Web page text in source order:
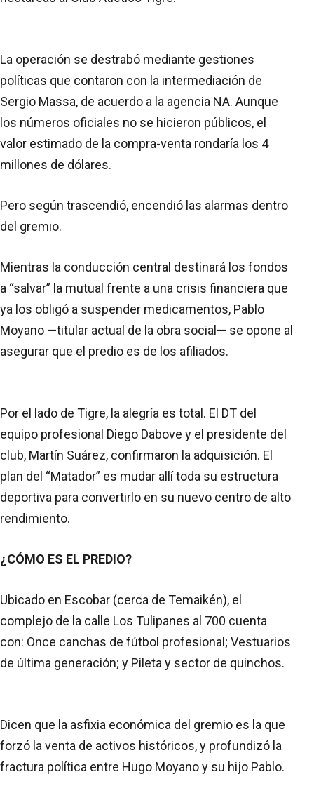
La operación se destrabó mediante gestiones
políticas que contaron con la intermediación de
Sergio Massa, de acuerdo a la agencia NA. Aunque
los números oficiales no se hicieron públicos, el
valor estimado de la compra-venta rondaría los 4
millones de dólares.
Pero según trascendió, encendió las alarmas dentro
del gremio.
Mientras la conducción central destinará los fondos
a “salvar” la mutual frente a una crisis financiera que
ya los obligó a suspender medicamentos, Pablo
Moyano —titular actual de la obra social— se opone al
asegurar que el predio es de los afiliados.
Por el lado de Tigre, la alegría es total. El DT del
equipo profesional Diego Dabove y el presidente del
club, Martín Suárez, confirmaron la adquisición. El
plan del “Matador” es mudar allí toda su estructura
deportiva para convertirlo en su nuevo centro de alto
rendimiento.
¿CÓMO ES EL PREDIO?
Ubicado en Escobar (cerca de Temaikén), el
complejo de la calle Los Tulipanes al 700 cuenta
con: Once canchas de fútbol profesional; Vestuarios
de última generación; y Pileta y sector de quinchos.
Dicen que la asfixia económica del gremio es la que
forzó la venta de activos históricos, y profundizó la
fractura política entre Hugo Moyano y su hijo Pablo.